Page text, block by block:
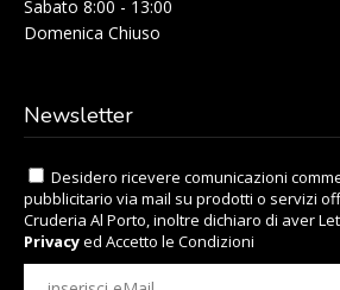
Sabato 8:00 - 13:00
Domenica Chiuso
Newsletter
Desidero ricevere comunicazioni
pubblicitario via mail su prodotti o servizi
Cruderia Al Porto, inoltre dichiaro di aver
Privacyed Accetto le Condizioni